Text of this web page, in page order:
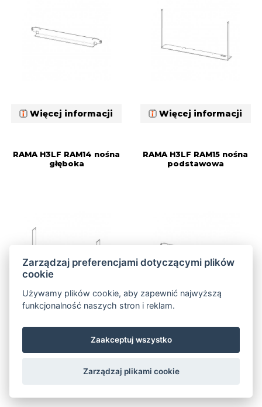
Więcej informacji Więcej informacji
RAMA H3LF RAM14 nośna
głęboka
RAMA H3LF RAM15 nośna
podstawowa
RAMA H3LG RAM13 nośna
RAMA H3LG RAM14 nośna
Zarządzaj preferencjami dotyczącymi plików
cookie
Używamy plików cookie, aby zapewnić najwyższą
funkcjonalność naszych stron i reklam.
Zaakceptuj wszystko
Zarządzaj plikami cookie